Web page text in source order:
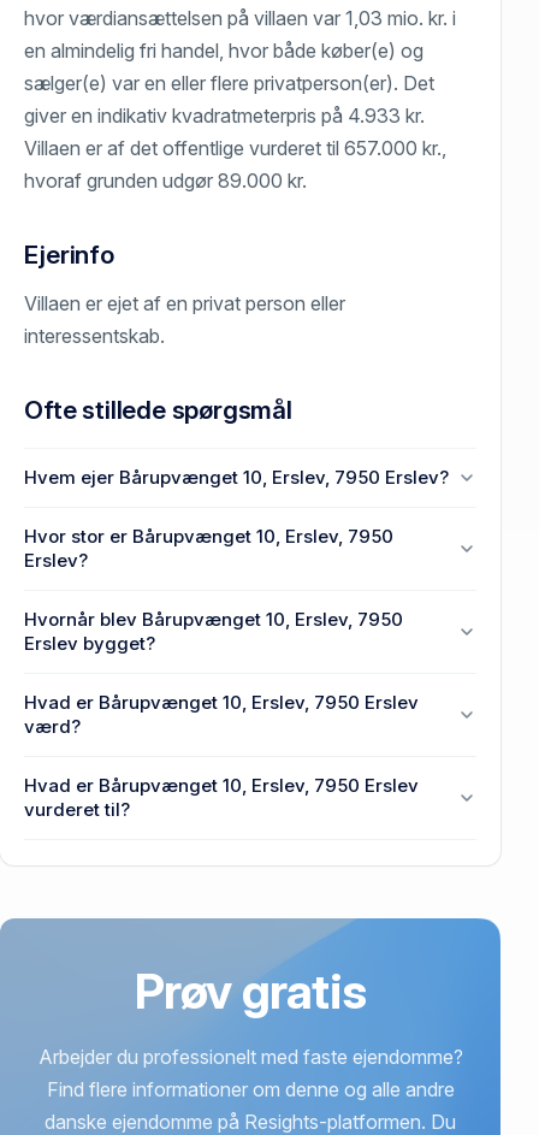
hvor værdiansættelsen på villaen var 1,03 mio. kr. i
en almindelig fri handel, hvor både køber(e) og
sælger(e) var en eller flere privatperson(er). Det
giver en indikativ kvadratmeterpris på 4.933 kr.
Villaen er af det offentlige vurderet til 657.000 kr.,
hvoraf grunden udgør 89.000 kr.
Ejerinfo
Villaen er ejet af en privat person eller
interessentskab.
Ofte stillede spørgsmål
Hvem ejer Bårupvænget 10, Erslev, 7950 Erslev?
En eller flere privat(e) ejer Bårupvænget 10, Erslev,
7950 Erslev.
Hvor stor er Bårupvænget 10, Erslev, 7950
Erslev?
Enhedens BBR-areal er 141 m² på Bårupvænget 10,
Erslev, 7950 Erslev.
Hvornår blev Bårupvænget 10, Erslev, 7950
Erslev bygget?
Den primære bygning blev opført i 1981 på
Bårupvænget 10, Erslev, 7950 Erslev.
Hvad er Bårupvænget 10, Erslev, 7950 Erslev
værd?
Prisen var 1,03 mio. kr., da Bårupvænget 10, Erslev,
7950 Erslev senest blev handlet i 2013.
Hvad er Bårupvænget 10, Erslev, 7950 Erslev
vurderet til?
Prøv gratis
Arbejder du professionelt med faste ejendomme?
Find flere informationer om denne og alle andre
danske ejendomme på Resights-platformen. Du